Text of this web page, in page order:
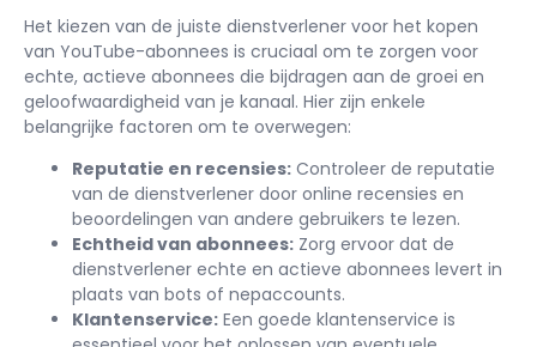
Het kiezen van de juiste dienstverlener voor het kopen
van YouTube-abonnees is cruciaal om te zorgen voor
echte, actieve abonnees die bijdragen aan de groei en
geloofwaardigheid van je kanaal. Hier zijn enkele
belangrijke factoren om te overwegen:
Reputatie en recensies: Controleer de reputatie
van de dienstverlener door online recensies en
beoordelingen van andere gebruikers te lezen.
Echtheid van abonnees: Zorg ervoor dat de
dienstverlener echte en actieve abonnees levert in
plaats van bots of nepaccounts.
Klantenservice: Een goede klantenservice is